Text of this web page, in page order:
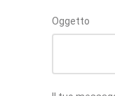
Oggetto